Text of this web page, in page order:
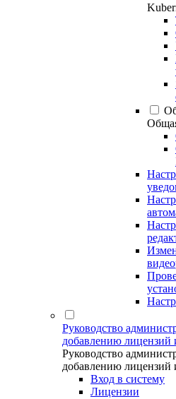
Руководство
добавлению лицензий
Руководство
добавлению лицензий
Вход в систему
Лицензии